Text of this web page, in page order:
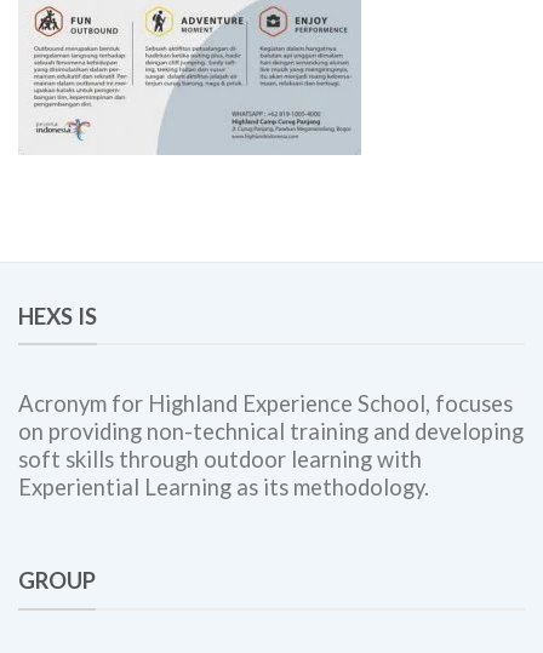
HEXS IS
Acronym for Highland Experience School, focuses
on providing non-technical training and developing
soft skills through outdoor learning with
Experiential Learning as its methodology.
GROUP